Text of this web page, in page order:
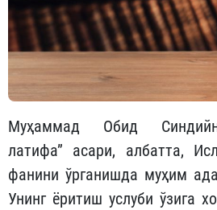
Муҳаммад Обид
латифа” асари, албатта,
фанини ўрганишда муҳим
Унинг ёритиш услуби ўзига